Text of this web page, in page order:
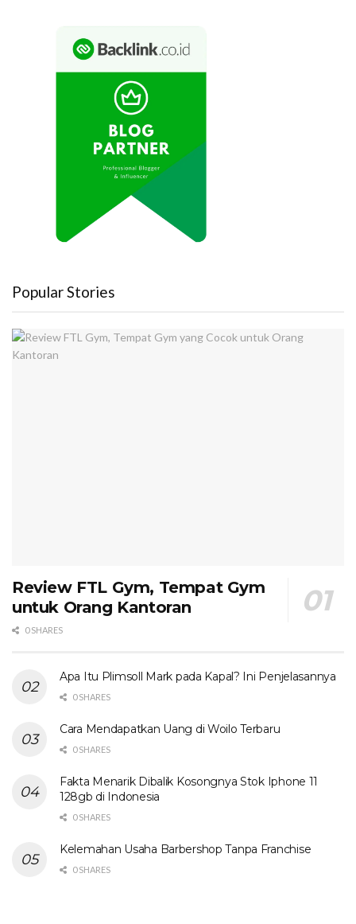
Popular Stories
Review FTL Gym, Tempat Gym
untuk Orang Kantoran
0 SHARES
Apa Itu Plimsoll Mark pada Kapal? Ini Penjelasannya
0 SHARES
Cara Mendapatkan Uang di Woilo Terbaru
0 SHARES
Fakta Menarik Dibalik Kosongnya Stok Iphone 11
128gb di Indonesia
0 SHARES
Kelemahan Usaha Barbershop Tanpa Franchise
0 SHARES